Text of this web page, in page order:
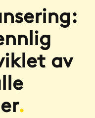
av
.